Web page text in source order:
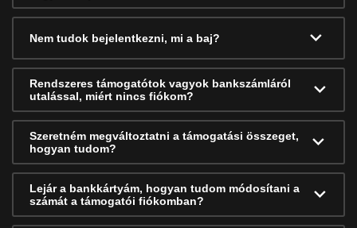
Nem tudok bejelentkezni, mi a baj?
Rendszeres támogatótok vagyok bankszámláról
utalással, miért nincs fiókom?
Szeretném megváltoztatni a támogatási összeget,
hogyan tudom?
Lejár a bankkártyám, hogyan tudom módosítani a
számát a támogatói fiókomban?